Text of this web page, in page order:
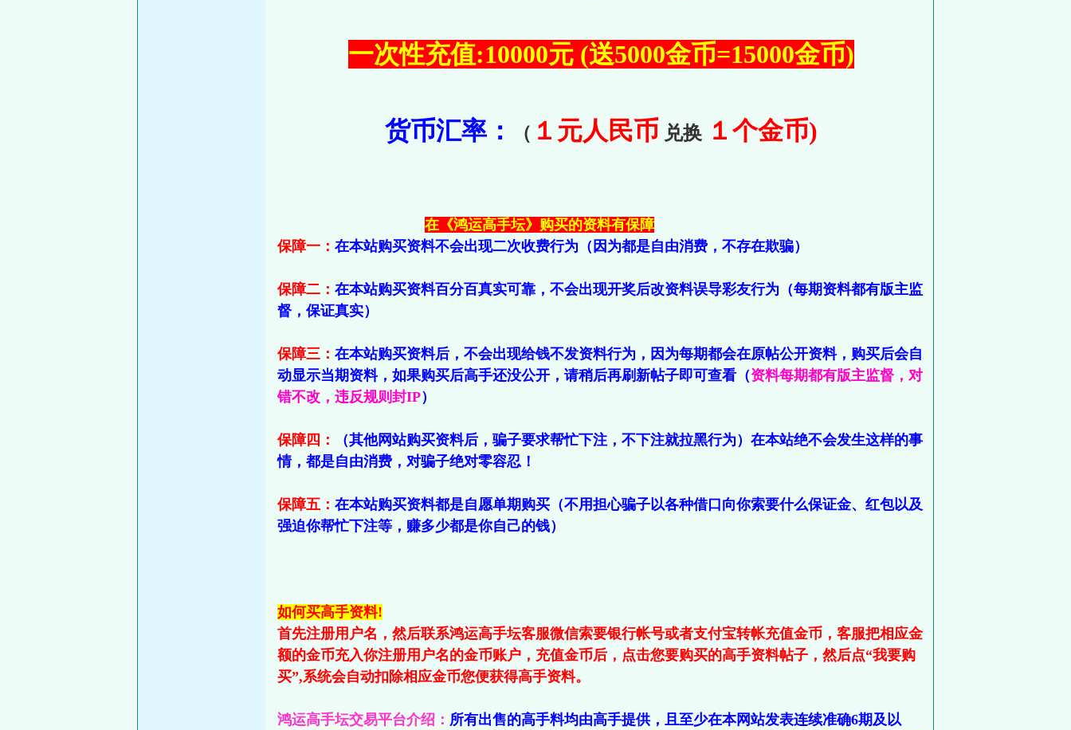
一次性充值:10000元 (送5000金币=15000金币)
货币汇率： （ １元人民币 兑换 １个金币)
在《鸿运高手坛》购买的资料有保障
保障一： 在本站购买资料不会出现二次收费行为（因为都是自由消费，不存在欺骗）
保障二： 在本站购买资料百分百真实可靠，不会出现开奖后改资料误导彩友行为（每期资料都有版主监
督，保证真实）
保障三： 在本站购买资料后，不会出现给钱不发资料行为，因为每期都会在原帖公开资料，购买后会自
动显示当期资料，如果购买后高手还没公开，请稍后再刷新帖子即可查看（资料每期都有版主监督，对
错不改，违反规则封IP）
保障四：
（其他网站购买资料后，骗子要求帮忙下注，不下注就拉黑行为）在本站绝不会发生这样的事
情，都是自由消费，对骗子绝对零容忍！
保障五： 在本站购买资料都是自愿单期购买（不用担心骗子以各种借口向你索要什么保证金、红包以及
强迫你帮忙下注等，赚多少都是你自己的钱）
如何买高手资料!
首先注册用户名，然后联系鸿运高手坛客服微信索要银行帐号或者支付宝转帐充值金币，客服把相应金
额的金币充入你注册用户名的金币账户，充值金币后，点击您要购买的高手资料帖子，然后点“我要购
买”,系统会自动扣除相应金币您便获得高手资料。
鸿运高手坛交易平台介绍： 所有出售的高手料均由高手提供，且至少在本网站发表连续准确6期及以